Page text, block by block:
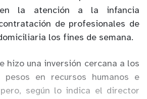
en la atención a la infancia
de profesionales de
los fines de semana.
hizo una inversión cercana a los
en recursos humanos e
según lo indica el director